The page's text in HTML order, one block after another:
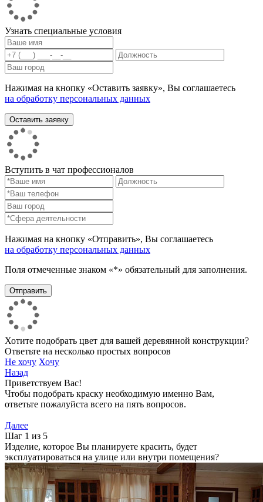
Узнать специальные условия
Нажимая на кнопку «Оставить заявку», Вы соглашаетесь
на обработку персональных данных
Вступить в чат профессионалов
Нажимая на кнопку «Отправить», Вы соглашаетесь
на обработку персональных данных
Поля отмеченные знаком «*» обязательный для заполнения.
Хотите подобрать цвет для вашей деревянной конструкции?
Ответьте на несколько простых вопросов
Не хочу Хочу
Назад
Приветствуем Вас!
Чтобы подобрать краску необходимую именно Вам,
ответьте пожалуйста всего на пять вопросов.
Далее
Шаг 1 из 5
Изделие, которое Вы планируете красить, будет
эксплуатироваться на улице или внутри помещения?